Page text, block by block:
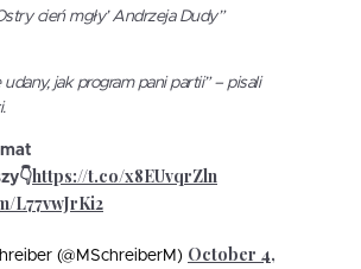
cień mgły’ Andrzeja Dudy”
udany, jak program pani partii” – pisali
https://t.co/x8EUvqrZln
L77vwJrKi2
(@MSchreiberM) October 4,